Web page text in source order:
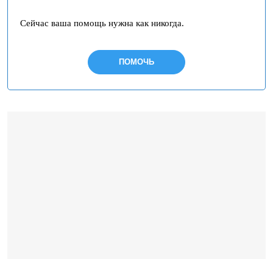
Сейчас ваша помощь нужна как никогда.
ПОМОЧЬ